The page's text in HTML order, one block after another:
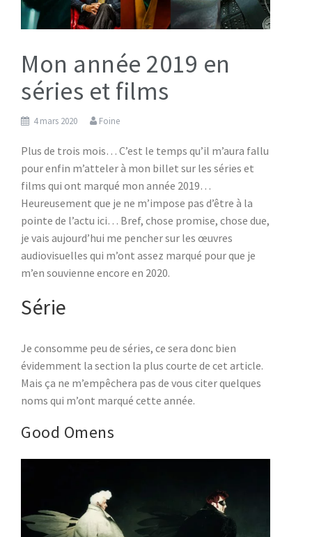
Mon année 2019 en
séries et films
4 mars 2020 Foine
Plus de trois mois… C’est le temps qu’il m’aura fallu
pour enfin m’atteler à mon billet sur les séries et
films qui ont marqué mon année 2019…
Heureusement que je ne m’impose pas d’être à la
pointe de l’actu ici… Bref, chose promise, chose due,
je vais aujourd’hui me pencher sur les œuvres
audiovisuelles qui m’ont assez marqué pour que je
m’en souvienne encore en 2020.
Série
Je consomme peu de séries, ce sera donc bien
évidemment la section la plus courte de cet article.
Mais ça ne m’empêchera pas de vous citer quelques
noms qui m’ont marqué cette année.
Good Omens